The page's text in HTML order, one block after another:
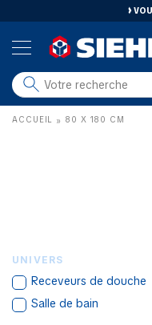
salle de bain
carrelage
ACCUEIL » 80 X 180 CM
UNIVERS
Receveurs de douche
Salle de bain